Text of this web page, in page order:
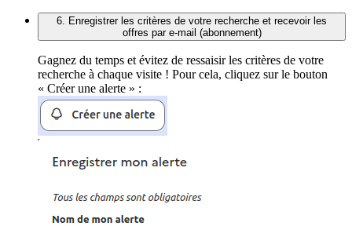
6. Enregistrer les critères de votre recherche et recevoir les
offres par e-mail (abonnement)
Gagnez du temps et évitez de ressaisir les critères de votre
recherche à chaque visite ! Pour cela, cliquez sur le bouton
« Créer une alerte » :